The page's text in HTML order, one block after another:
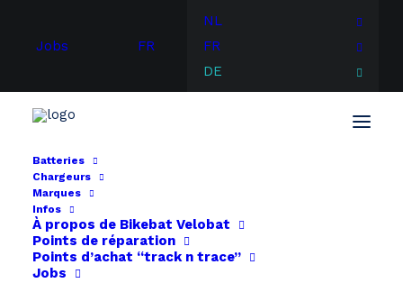
Jobs FR
NL
FR
DE
Batteries
Chargeurs
Marques
Infos
À propos de Bikebat Velobat
Points de réparation
Points d’achat “track n trace”
Jobs
Start Altra